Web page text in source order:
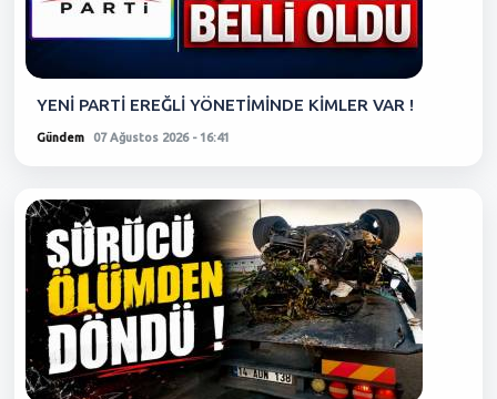
YENİ PARTİ EREĞLİ YÖNETİMİNDE KİMLER VAR !
Gündem 07 Ağustos 2026 - 16:41